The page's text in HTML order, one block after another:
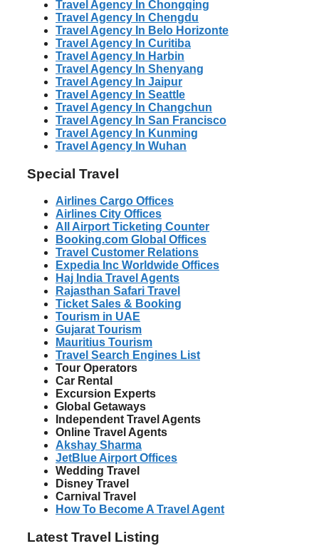
Travel Agency In Chongqing
Travel Agency In Chengdu
Travel Agency In Belo Horizonte
Travel Agency In Curitiba
Travel Agency In Harbin
Travel Agency In Shenyang
Travel Agency In Jaipur
Travel Agency In Seattle
Travel Agency In Changchun
Travel Agency In San Francisco
Travel Agency In Kunming
Travel Agency In Wuhan
Special Travel
Airlines Cargo Offices
Airlines City Offices
All Airport Ticketing Counter
Booking.com Global Offices
Travel Customer Relations
Expedia Inc Worldwide Offices
Haj India Travel Agents
Rajasthan Safari Travel
Ticket Sales & Booking
Tourism in UAE
Gujarat Tourism
Mauritius Tourism
Travel Search Engines List
Tour Operators
Car Rental
Excursion Experts
Global Getaways
Independent Travel Agents
Online Travel Agents
Akshay Sharma
JetBlue Airport Offices
Wedding Travel
Disney Travel
Carnival Travel
How To Become A Travel Agent
Latest Travel Listing